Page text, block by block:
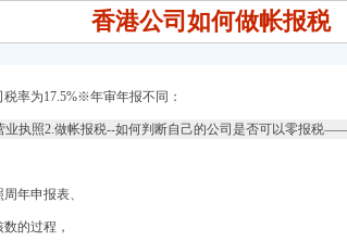
香港公司如何做帐报税
率为17.5%※年审年报不同：
业执照2.做帐报税--如何判断自己的公司是否可以零报税
年申报表、
的过程，